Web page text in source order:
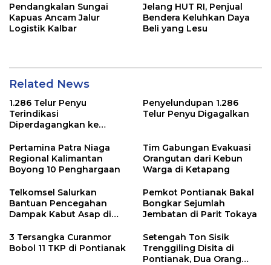
Pendangkalan Sungai
Kapuas Ancam Jalur
Logistik Kalbar
Jelang HUT RI, Penjual
Bendera Keluhkan Daya
Beli yang Lesu
Related News
1.286 Telur Penyu
Terindikasi
Diperdagangkan ke
Penyelundupan 1.286
Telur Penyu Digagalkan
Pertamina Patra Niaga
Regional Kalimantan
Boyong 10 Penghargaan
Tim Gabungan Evakuasi
Orangutan dari Kebun
Warga di Ketapang
Telkomsel Salurkan
Bantuan Pencegahan
Dampak Kabut Asap di
Pemkot Pontianak Bakal
Bongkar Sejumlah
Jembatan di Parit Tokaya
3 Tersangka Curanmor
Bobol 11 TKP di Pontianak
Setengah Ton Sisik
Trenggiling Disita di
Pontianak, Dua Orang